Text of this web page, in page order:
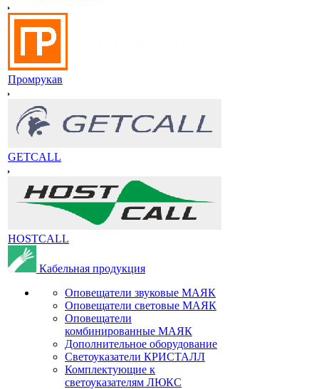
Промрукав
GETCALL
HOSTCALL
Кабельная продукция
Оповещатели звуковые МАЯК
Оповещатели световые МАЯК
Оповещатели
комбинированные МАЯК
Дополнительное оборудование
Светоуказатели КРИСТАЛЛ
Комплектующие к
светоуказателям ЛЮКС